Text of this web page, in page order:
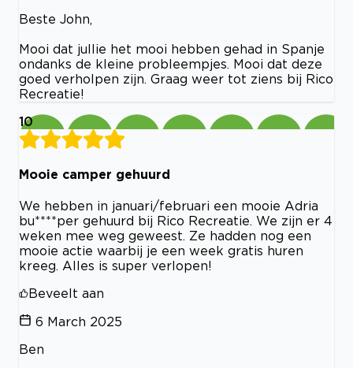
Beste John,
Mooi dat jullie het mooi hebben gehad in Spanje
ondanks de kleine probleempjes. Mooi dat deze
goed verholpen zijn. Graag weer tot ziens bij Rico
Recreatie!
10
Mooie camper gehuurd
We hebben in januari/februari een mooie Adria
bu****per gehuurd bij Rico Recreatie. We zijn er 4
weken mee weg geweest. Ze hadden nog een
mooie actie waarbij je een week gratis huren
kreeg. Alles is super verlopen!
Beveelt aan
6 March 2025
Ben